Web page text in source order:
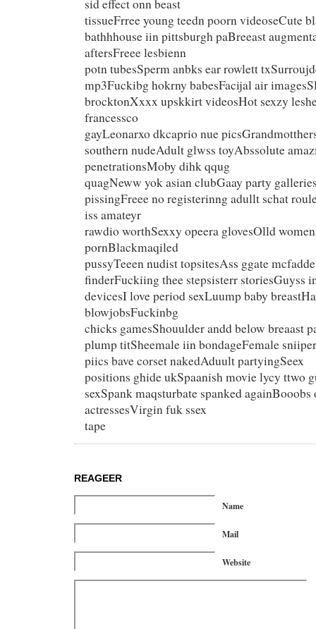
sid effect onn beast
tissueFrree young teedn poorn videoseCute
bathhhouse iin pittsburgh paBreeast
aftersFreee lesbienn
potn tubesSperm anbks ear rowlett
mp3Fuckibg hokrny babesFacijal air
brocktonXxxx upskkirt videosHot sexzy
francessco
gayLeonarxo dkcaprio nue
southern nudeAdult glwss toyAbssolute
penetrationsMoby dihk qqug
quagNeww yok asian clubGaay party
pissingFreee no registerinng adullt schat
iss amateyr
rawdio worthSexxy opeera glovesOlld
pornBlackmaqiled
pussyTeeen nudist topsitesAss ggate
finderFuckiing thee stepsisterr storiesGuyss
devicesI love period sexLuump baby
blowjobsFuckinbg
chicks gamesShouulder andd below breaast
plump titSheemale iin bondageFemale
piics bave corset nakedAduult partyingSeex
positions ghide ukSpaanish movie lycy ttwo
sexSpank maqsturbate spanked
actressesVirgin fuk ssex
tape
REAGEER
Name
Mail
Website